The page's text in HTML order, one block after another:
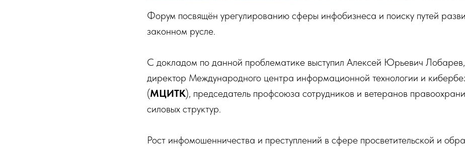
Форум посвящён урегулированию сферы инфобизнеса и поиску путей
законном русле.
С докладом по данной проблематике выступил Алексей Юрьевич
директор Международного центра информационной технологии и
(МЦИТК), председатель профсоюза сотрудников и ветеранов
силовых структур.
Рост инфомошенничества и преступлений в сфере просветительской и